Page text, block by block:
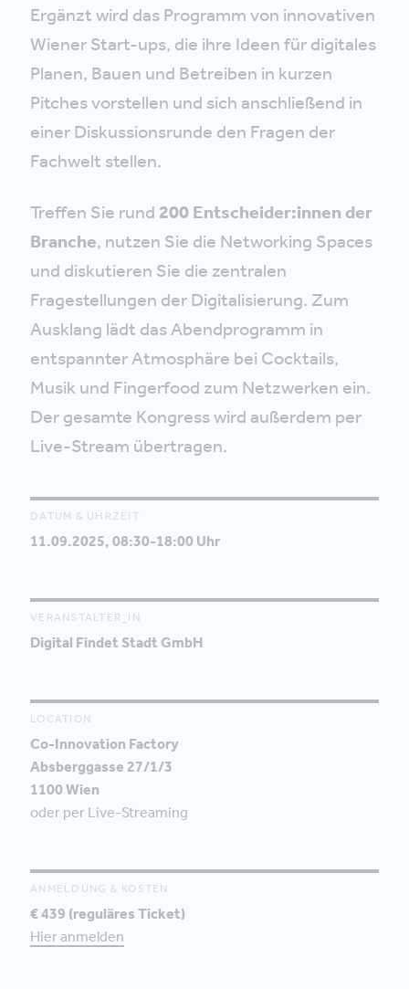
Ergänzt wird das Programm von innovativen
Wiener Start-ups, die ihre Ideen für digitales
Planen, Bauen und Betreiben in kurzen
Pitches vorstellen und sich anschließend in
einer Diskussionsrunde den Fragen der
Fachwelt stellen.
Treffen Sie rund 200 Entscheider:innen der
Branche, nutzen Sie die Networking Spaces
und diskutieren Sie die zentralen
Fragestellungen der Digitalisierung. Zum
Ausklang lädt das Abendprogramm in
entspannter Atmosphäre bei Cocktails,
Musik und Fingerfood zum Netzwerken ein.
Der gesamte Kongress wird außerdem per
Live-Stream übertragen.
DATUM & UHRZEIT
11.09.2025, 08:30-18:00 Uhr
VERANSTALTER_IN
Digital Findet Stadt GmbH
LOCATION
Co-Innovation Factory
Absberggasse 27/1/3
1100 Wien
oder per Live-Streaming
ANMELDUNG & KOSTEN
€ 439 (reguläres Ticket)
Hier anmelden